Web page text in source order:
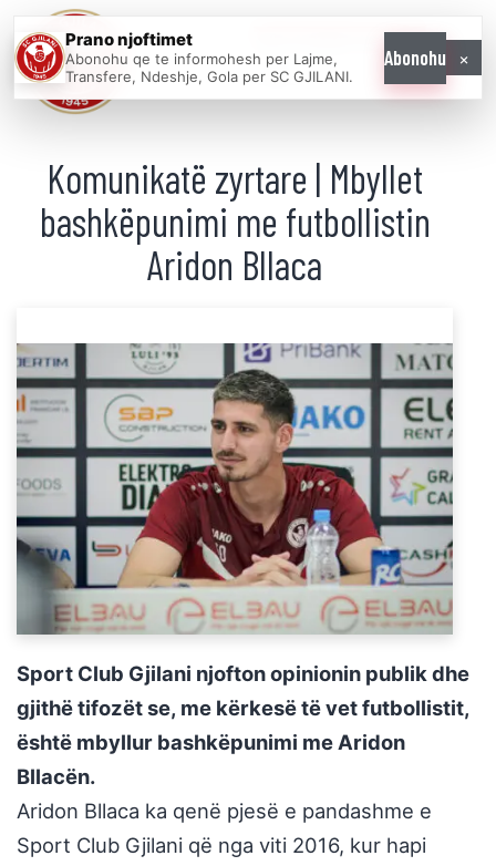
ONE
Komunikatë zyrtare | Mbyllet
bashkëpunimi me futbollistin
Aridon Bllaca
Sport Club Gjilani njofton opinionin publik dhe
gjithë tifozët se, me kërkesë të vet futbollistit,
është mbyllur bashkëpunimi me Aridon
Bllacën.
Aridon Bllaca ka qenë pjesë e pandashme e
Sport Club Gjilani që nga viti 2016, kur hapi
Prano njoftimet
Abonohu qe te informohesh per Lajme,
Transfere, Ndeshje, Gola per SC GJILANI.
Abonohu ×